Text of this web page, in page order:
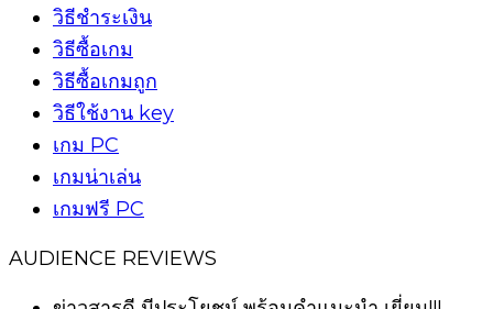
วิธีชำระเงิน
วิธีซื้อเกม
วิธีซื้อเกมถูก
วิธีใช้งาน key
เกม PC
เกมน่าเล่น
เกมฟรี PC
AUDIENCE REVIEWS